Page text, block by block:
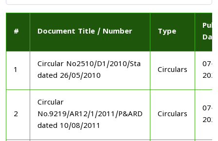
# Document Title / Number Type
1
Circular No2510/D1/2010/Sta
dated 26/05/2010
Circulars
07-
2
Circular
No.9219/AR12/1/2011/P&ARD
dated 10/08/2011
Circulars
07-